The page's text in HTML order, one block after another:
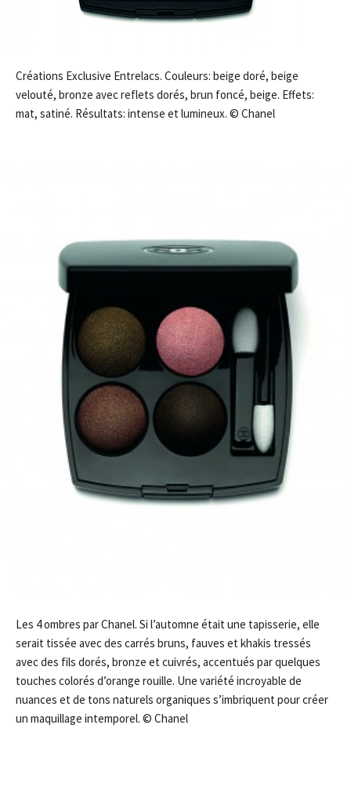
Créations Exclusive Entrelacs. Couleurs: beige doré, beige
velouté, bronze avec reflets dorés, brun foncé, beige. Effets:
mat, satiné. Résultats: intense et lumineux. © Chanel
Les 4 ombres par Chanel. Si l’automne était une tapisserie, elle
serait tissée avec des carrés bruns, fauves et khakis tressés
avec des fils dorés, bronze et cuivrés, accentués par quelques
touches colorés d’orange rouille. Une variété incroyable de
nuances et de tons naturels organiques s’imbriquent pour créer
un maquillage intemporel. © Chanel